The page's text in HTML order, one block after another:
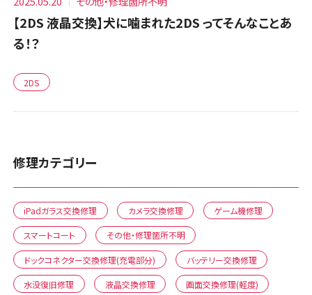
【2DS 液晶交換】犬に噛まれた2DS ってそんなことあ
る！？
2DS
修理カテゴリー
iPadガラス交換修理 カメラ交換修理 ゲーム機修理
スマートコート その他・修理箇所不明
ドックコネクター交換修理(充電部分) バッテリー交換修理
水没復旧修理 液晶交換修理 画面交換修理(軽度)